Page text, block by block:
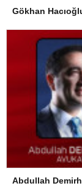
Gökhan
Abdullah